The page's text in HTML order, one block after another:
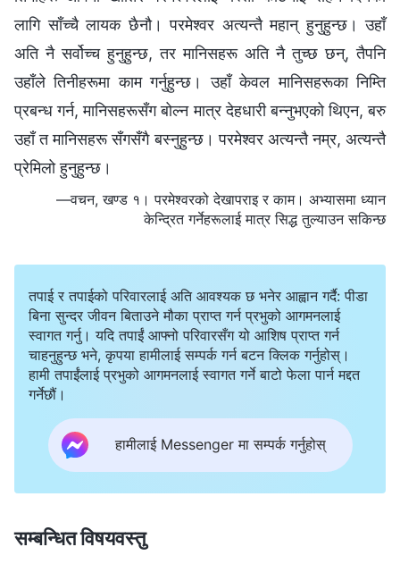
लागि साँच्चै लायक छैनौ। परमेश्‍वर अत्यन्तै महान् हुनुहुन्छ। उहाँ
अति नै सर्वोच्च हुनुहुन्छ, तर मानिसहरू अति नै तुच्छ छन्, तैपनि
उहाँले तिनीहरूमा काम गर्नुहुन्छ। उहाँ केवल मानिसहरूका निम्ति
प्रबन्ध गर्न, मानिसहरूसँग बोल्न मात्र देहधारी बन्नुभएको थिएन, बरु
उहाँ त मानिसहरू सँगसँगै बस्नुहुन्छ। परमेश्‍वर अत्यन्तै नम्र, अत्यन्तै
प्रेमिलो हुनुहुन्छ।
—वचन, खण्ड १। परमेश्‍वरको देखापराइ र काम। अभ्यासमा ध्यान
केन्द्रित गर्नेहरूलाई मात्र सिद्ध तुल्याउन सकिन्छ
तपाई र तपाईको परिवारलाई अति आवश्यक छ भनेर आह्वान गर्दै: पीडा
बिना सुन्दर जीवन बिताउने मौका प्राप्त गर्न प्रभुको आगमनलाई
स्वागत गर्नु। यदि तपाईं आफ्नो परिवारसँग यो आशिष प्राप्त गर्न
चाहनुहुन्छ भने, कृपया हामीलाई सम्पर्क गर्न बटन क्लिक गर्नुहोस्।
हामी तपाईंलाई प्रभुको आगमनलाई स्वागत गर्ने बाटो फेला पार्न मद्दत
गर्नेछौं।
हामीलाई Messenger मा सम्पर्क गर्नुहोस्
सम्बन्धित विषयवस्तु